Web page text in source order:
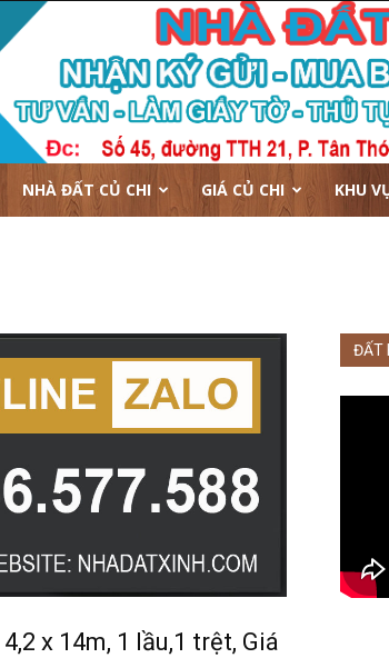
NHÀ ĐẤT CỦ CHI GIÁ CỦ CHI KHU
x 14m, 1 lầu,1 trệt, Giá
ĐẤT